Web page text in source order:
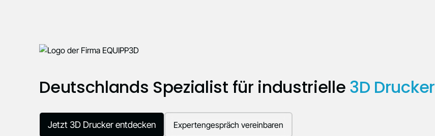
Deutschlands Spezialist für industrielle 3D Drucker
Jetzt 3D Drucker entdecken Expertengespräch vereinbaren